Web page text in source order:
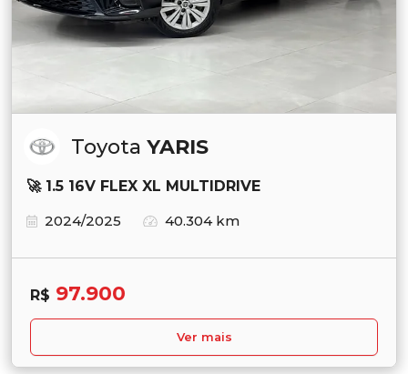
Toyota YARIS
🚀 1.5 16V FLEX XL MULTIDRIVE
2024/2025
40.304 km
R$ 97.900
Ver mais